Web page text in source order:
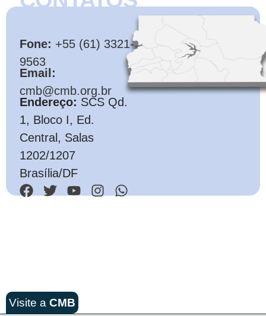
Fone: +55 (61) 3321-
9563
Email:
cmb@cmb.org.br
Endereço: SCS Qd.
1, Bloco I, Ed.
Central, Salas
1202/1207
Brasília/DF
Visite a CMB